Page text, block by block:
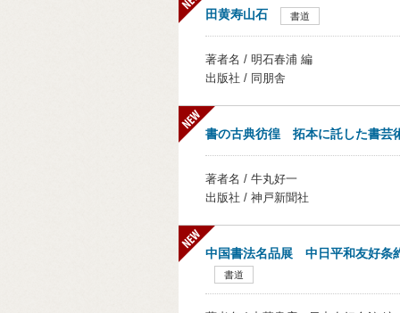
田黄寿山石 書道
著者名 / 明石春浦 編
出版社 / 同朋舎
書の古典彷徨 拓本に託した書芸
著者名 / 牛丸好一
出版社 / 神戸新聞社
中国書法名品展 中日平和友好
書道